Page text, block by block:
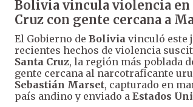
Bolivia vincula violencia en
Cruz con gente cercana a
El Gobierno deBolivia vinculó este
recientes hechos de violencia
Santa Cruz, la región más poblada
gente cercana al narcotraficante
Sebastián Marset, capturado en
país andino y enviado aEstados